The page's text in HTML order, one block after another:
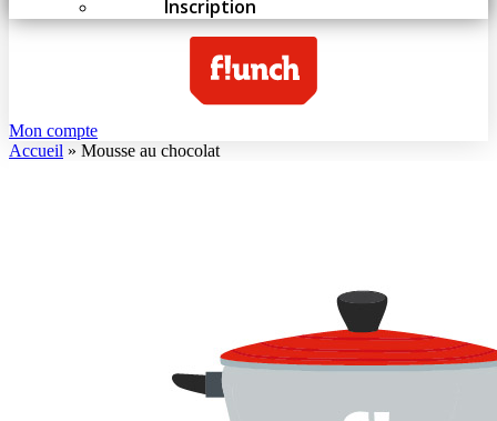
Inscription
Mon compte
Accueil » Mousse au chocolat